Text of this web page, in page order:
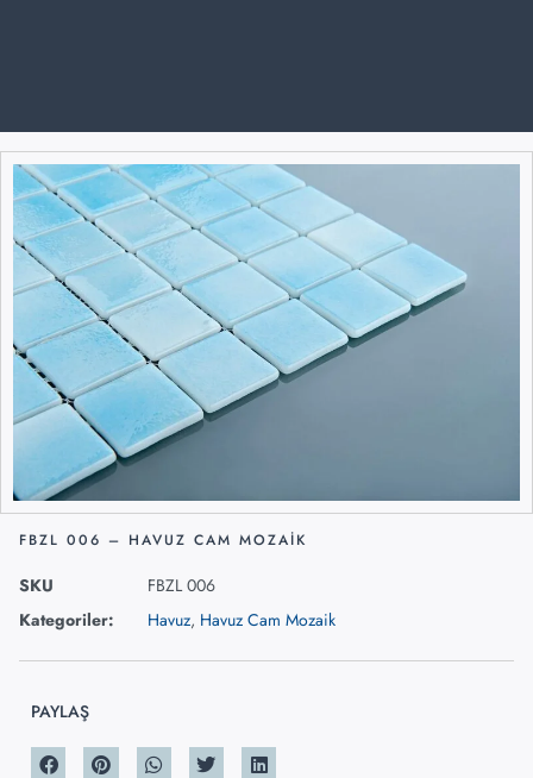
FBZL 006 – HAVUZ CAM MOZAIK
SKU
FBZL 006
Kategoriler:
Havuz, Havuz Cam Mozaik
PAYLAŞ